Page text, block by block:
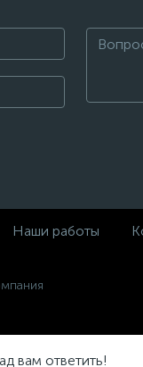
Наши работы
вам ответить!